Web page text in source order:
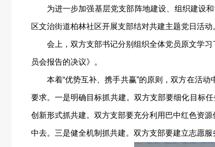
为进一步加强基层党支部阵地建设、组织建设
区文治街道柏林社区开展支部结对共建主题党日活动
会上，双方支部书记分别组织全体党员原文学
员会报告的决议》。
本着“优势互补、携手共赢”的原则，双方在活
要求。一是明确目标抓共建。双方支部要细化目标
创新形式抓共建。双方支部要充分利用巴中红色资
中去。三是健全机制抓共建。双方支部要建立志愿